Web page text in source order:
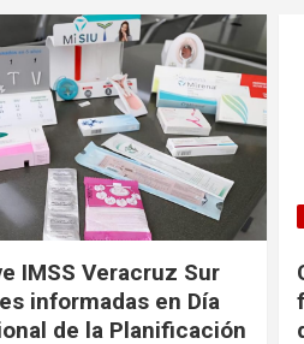
a productores
a la Actualización